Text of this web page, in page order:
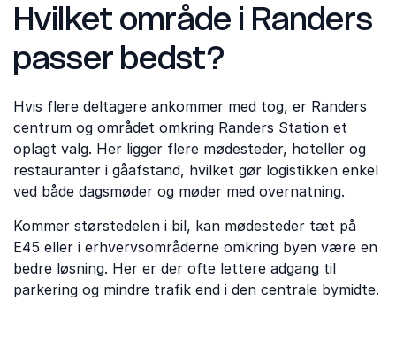
Hvilket område i Randers
passer bedst?
Hvis flere deltagere ankommer med tog, er Randers
centrum og området omkring Randers Station et
oplagt valg. Her ligger flere mødesteder, hoteller og
restauranter i gåafstand, hvilket gør logistikken enkel
ved både dagsmøder og møder med overnatning.
Kommer størstedelen i bil, kan mødesteder tæt på
E45 eller i erhvervsområderne omkring byen være en
bedre løsning. Her er der ofte lettere adgang til
parkering og mindre trafik end i den centrale bymidte.